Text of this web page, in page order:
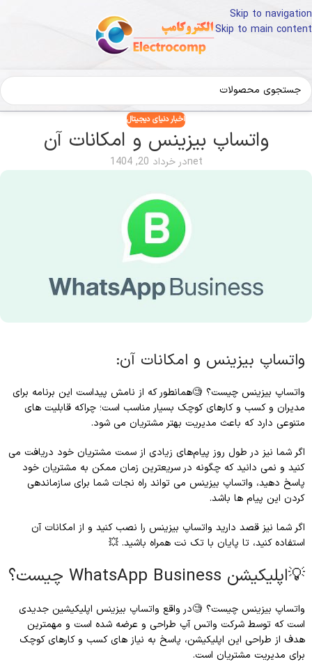
Skip to navigation
Skip to main content
اخبار دنیای دیجیتال
واتساپ بیزینس و امکانات آن
netدر خرداد 20, 1404
واتساپ بیزینس و امکانات آن:
واتساپ بیزینس چیست؟ 🧐همانطور که از نامش پیداست این برنامه برای
مدیران و کسب و کارهای کوچک بسیار مناسب است؛ چراکه قابلیت های
متنوعی دارد که باعث مدیریت بهتر مشتریان می شود.
اگر شما نیز در طول روز پیام‌های زیادی از سمت مشتریان خود دریافت می
کنید و نمی دانید که چگونه در سریعترین زمان ممکن به مشتریان خود
پاسخ دهید، واتساپ بیزینس می تواند راه نجات شما برای سازماندهی
کردن این پیام ها باشد.
اگر شما نیز قصد دارید واتساپ بیزینس را نصب کنید و از امکانات آن
استفاده کنید، تا پایان با تک نت همراه باشید. 💥
💡اپلیکیشن WhatsApp Business چیست؟
واتساپ بیزینس چیست؟ 🧐در واقع واتساپ بیزینس اپلیکیشین جدیدی
است که توسط شرکت واتس آپ طراحی و عرضه شده است و مهمترین
هدف از طراحی این اپلیکیشن، پاسخ به نیاز های کسب و کارهای کوچک
برای مدیریت مشتریان است.